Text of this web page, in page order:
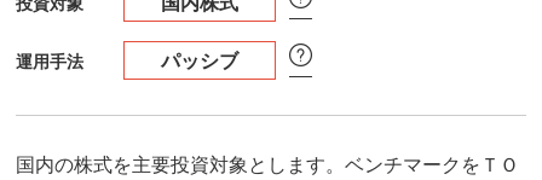
運用手法 パッシブ
国内の株式を主要投資対象とします。ベンチマークをＴＯ